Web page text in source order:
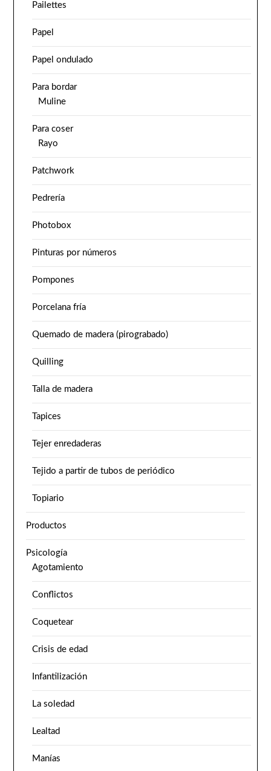
Pailettes
Papel
Papel ondulado
Para bordar
Muline
Para coser
Rayo
Patchwork
Pedrería
Photobox
Pinturas por números
Pompones
Porcelana fría
Quemado de madera (pirograbado)
Quilling
Talla de madera
Tapices
Tejer enredaderas
Tejido a partir de tubos de periódico
Topiario
Productos
Psicología
Agotamiento
Conflictos
Coquetear
Crisis de edad
Infantilización
La soledad
Lealtad
Manías